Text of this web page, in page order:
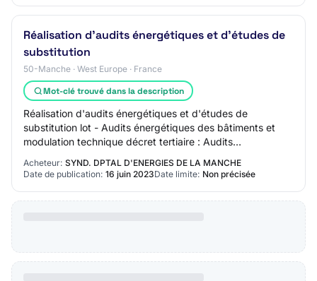
Réalisation d'audits énergétiques et d'études de
substitution
50-Manche · West Europe · France
Mot-clé trouvé dans la description
Réalisation d'audits énergétiques et d'études de
substitution lot - Audits énergétiques des bâtiments et
modulation technique décret tertiaire : Audits
Acheteur: SYND. DPTAL D'ENERGIES DE LA MANCHE
Date de publication: 16 juin 2023Date limite: Non précisée